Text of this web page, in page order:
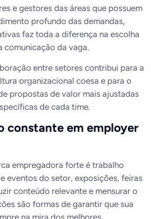
e gestores das áreas que possuem
profundo das demandas,
faz toda a diferença na escolha
comunicação da vaga.
entre setores contribui para a
organizacional coesa e para o
propostas de valor mais ajustadas
de cada time.
constante em employer
empregadora forte é trabalho
eventos do setor, exposições, feiras
conteúdo relevante e mensurar o
são formas de garantir que sua